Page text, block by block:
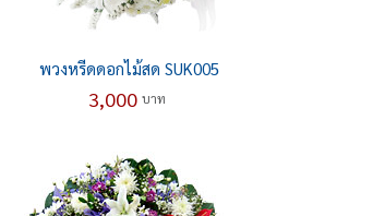
พวงหรีดดอกไม้สด SUK005
3,000บาท